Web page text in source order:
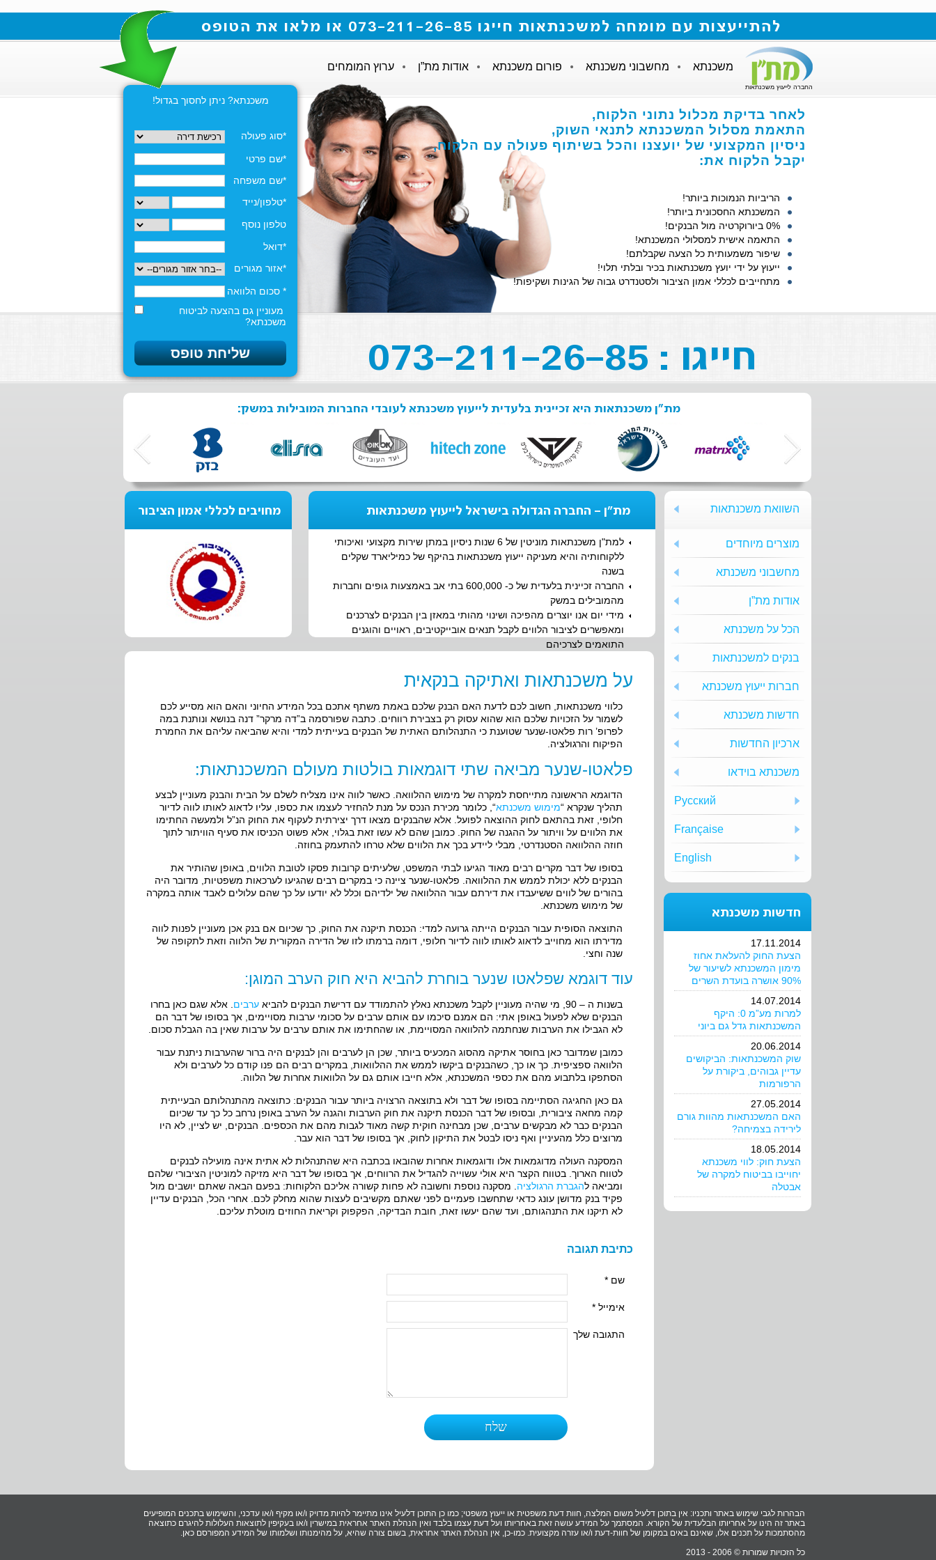
להתייעצות עם מומחה למשכנתאות חייגו 073-211-26-85 או מלאו את הטופס
החברה לייעוץ משכנתאות
משכנתא מחשבוני משכנתא פורום משכנתא אודות מת”ן ערוץ המומחים
משכנתא? ניתן לחסוך בגדול!
*סוג פעולה
*שם פרטי
*שם משפחה
*טלפון/נייד
טלפון נוסף
*דואל
*אזור מגורים
* סכום הלוואה
מעוניין גם בהצעה לביטוח
משכנתא?
לאחר בדיקת מכלול נתוני הלקוח,
התאמת מסלול המשכנתא לתנאי השוק,
ניסיון המקצועי של יועצנו והכל בשיתוף פעולה עם הלקוח,
יקבל הלקוח את:
הריביות הנמוכות ביותר!
המשכנתא החסכונית ביותר!
0% ביורוקרטיה מול הבנקים!
התאמה אישית למסלולי המשכנתא!
שיפור משמעותית כל הצעה שקבלתם!
ייעוץ על ידי יועץ משכנתאות בכיר ובלתי תלוי!
מתחייבים לכללי אמון הציבור ולסטנדרט גבוה של הגינות ושקיפות!
חייגו : 073-211-26-85
מת"ן משכנתאות היא זכיינית בלעדית לייעוץ משכנתא לעובדי החברות המובילות במשק:
השוואת משכנתאות
מוצרים מיוחדים
מחשבוני משכנתא
אודות מת”ן
הכל על משכנתא
בנקים למשכנתאות
חברות ייעוץ משכנתא
חדשות משכנתא
ארכיון החדשות
משכנתא בוידאו
Русский
Française
English
חדשות משכנתא
17.11.2014
הצעת החוק להעלאת אחוז
מימון המשכנתא לשיעור של
90% אושרה בועדת השרים
14.07.2014
למרות מע”מ 0: היקף
המשכנתאות גדל גם ביוני
20.06.2014
שוק המשכנתאות: הביקושים
עדיין גבוהים, ביקורת על
הרפורמות
27.05.2014
האם המשכנתאות מהוות גורם
לירידה בצמיחה?
18.05.2014
הצעת חוק: לווי משכנתא
יחוייבו בביטוח למקרה של
אבטלה
מחויבים לכללי אמון הציבור מת"ן - החברה הגדולה בישראל לייעוץ משכנתאות
למת"ן משכנתאות מוניטין של 6 שנות ניסיון במתן שירות מקצועי ואיכותי
ללקוחותיה והיא מעניקה ייעוץ משכנתאות בהיקף של כמיליארד שקלים
בשנה
החברה זכיינית בלעדית של כ- 600,000 בתי אב באמצעות גופים וחברות
מהמובילים במשק
מידי יום אנו יוצרים מהפיכה ושינוי מהותי במאזן בין הבנקים לצרכנים
ומאפשרים לציבור הלווים לקבל תנאים אובייקטיבים, ראויים והוגנים
התואמים לצרכיהם
על משכנתאות ואתיקה בנקאית
כלווי משכנתאות, חשוב לכם לדעת האם הבנק שלכם באמת משתף אתכם בכל המידע החיוני והאם הוא מסייע לכם
לשמור על הזכויות שלכם הוא שהוא עסוק רק בצבירת רווחים. כתבה שפורסמה ב”דה מרקר” דנה בנושא ונותנת במה
לפרופ’ רות פלאטו-שנער שטוענת כי התנהלותם האתית של הבנקים בעייתית למדי והיא שהביאה עליהם את החמרת
הפיקוח והרגולציה.
פלאטו-שנער מביאה שתי דוגמאות בולטות מעולם המשכנתאות:
הדוגמא הראשונה מתייחסת למקרה של מימוש ההלוואה. כאשר לווה אינו מצליח לשלם על הבית והבנק מעוניין לבצע
תהליך שנקרא “מימוש משכנתא“, כלומר מכירת הנכס על מנת להחזיר לעצמו את כספו, עליו לדאוג לאותו לווה לדיור
חלופי, זאת בהתאם לחוק ההוצאה לפועל. אלא שהבנקים מצאו דרך יצירתית לעקוף את החוק הנ”ל ולמעשה החתימו
את הלווים על וויתור על ההגנה של החוק. כמובן שהם לא עשו זאת בגלוי, אלא פשוט הכניסו את סעיף הוויתור לתוך
חוזה ההלוואה הסטנדרטי, מבלי ליידע בכך את הלווים שלא טרחו להתעמק בחוזה.
בסופו של דבר מקרים רבים מאוד הגיעו לבתי המשפט, שלעיתים קרובות פסקו לטובת הלווים, באופן שהותיר את
הבנקים ללא יכולת לממש את ההלוואה. פלאטו-שנער ציינה כי במקרים רבים שהגיעו לערכאות משפטיות, מדובר היה
בהורים של לווים ששיעבדו את דירתם עבור ההלוואה של ילדיהם וכלל לא יודעו על כך שהם עלולים לאבד אותה במקרה
של מימוש משכנתא.
התוצאה הסופית עבור הבנקים הייתה גרועה למדי: הכנסת תיקנה את החוק, כך שכיום אם בנק אכן מעוניין לפנות לווה
מדירתו הוא מחוייב לדאוג לאותו לווה לדיור חלופי, דומה ברמתו לזו של הדירה המקורית של הלווה וזאת לתקופה של
שנה וחצי.
עוד דוגמא שפלאטו שנער בוחרת להביא היא חוק הערב המוגן:
בשנות ה – 90, מי שהיה מעוניין לקבל משכנתא נאלץ להתמודד עם דרישת הבנקים להביא ערבים . אלא שגם כאן בחרו
הבנקים שלא לפעול באופן אתי: הם אמנם סיכמו עם אותם ערבים על סכומי ערבות מסויימים, אך בסופו של דבר הם
לא הגבילו את הערבות שנחתמה להלוואה המסויימת, או שהחתימו את אותם ערבים על ערבות שאין בה הגבלת סכום.
כמובן שמדובר כאן בחוסר אתיקה מהסוג המכעיס ביותר, שכן הן לערבים והן לבנקים היה ברור שהערבות ניתנת עבור
הלוואה ספציפית. כך או כך, כשהבנקים ביקשו לממש את ההלוואות, במקרים רבים הם פנו קודם כל לערבים ולא
הסתפקו בלתבוע מהם את כספי המשכנתא, אלא חייבו אותם גם על הלוואות אחרות של הלווה.
גם כאן החגיגה הסתיימה בסופו של דבר ולא בתוצאה הרצויה ביותר עבור הבנקים: כתוצאה מהתנהלותם הבעייתית
קמה מחאה ציבורית, ובסופו של דבר הכנסת תיקנה את חוק הערבות והגנה על הערב באופן נרחב כל כך עד שכיום
הבנקים כבר לא מבקשים ערבים, שכן מבחינה חוקית קשה מאוד לגבות מהם את הכספים. הבנקים, יש לציין, לא היו
מרוצים כלל מהעיניין ואף ניסו לבטל את התיקון לחוק, אך בסופו של דבר הוא עבר.
המסקנה העולה מדוגמאות אלו ודוגמאות אחרות שהובאו בכתבה היא שהתנהלות לא אתית אינה מועילה לבנקים
לטווח הארוך. בטווח הקצר היא אולי עשוייה להגדיל את הרווחים, אך בסופו של דבר היא מזיקה למוניטין הציבורי שלהם
ומביאה להגברת הרגולציה . מסקנה נוספת וחשובה לא פחות קשורה אליכם הלקוחות: בפעם הבאה שאתם יושבים מול
פקיד בנק מדושן עונג כדאי שתחשבו פעמיים לפני שאתם מקשיבים לעצות שהוא מחלק לכם. אחרי הכל, הבנקים עדיין
לא תיקנו את התנהגותם, ועד שהם יעשו זאת, חובת הבדיקה, הפקפוק וקריאת החוזים מוטלת עליכם.
כתיבת תגובה
שם *
אימייל *
התגובה שלך
הבהרות לגבי שימוש באתר ותכניו: אין בתוכן דלעיל משום המלצה, חוות דעת משפטית או ייעוץ משפטי; כמו כן התוכן דלעיל אינו מתיימר להיות מדויק ו/או מקיף ו/או עדכני, והשימוש בתכנים המופיעים
באתר זה הינו על אחריותו הבלעדית של הקורא. המסתמך על המידע עושה זאת באחריותו ועל דעת עצמו בלבד ואין הנהלת האתר אחראית במישרין ו/או בעקיפין לתוצאות העלולות להיגרם כתוצאה
מהסתמכות על תכנים אלו, שאינם באים במקומן של חוות-דעת ו/או עזרה מקצועית. כמו-כן, אין הנהלת האתר אחראית, בשום צורה שהיא, על מהימנותו ושלמותו של המידע המפורסם כאן.
כל הזכויות שמורות © 2006 - 2013